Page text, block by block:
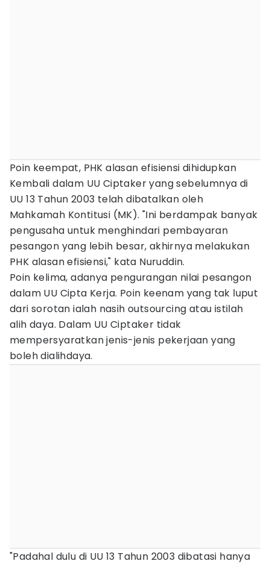
Poin keempat, PHK alasan efisiensi dihidupkan
Kembali dalam UU Ciptaker yang sebelumnya di
UU 13 Tahun 2003 telah dibatalkan oleh
Mahkamah Kontitusi (MK). "Ini berdampak banyak
pengusaha untuk menghindari pembayaran
pesangon yang lebih besar, akhirnya melakukan
PHK alasan efisiensi," kata Nuruddin.
Poin kelima, adanya pengurangan nilai pesangon
dalam UU Cipta Kerja. Poin keenam yang tak luput
dari sorotan ialah nasih outsourcing atau istilah
alih daya. Dalam UU Ciptaker tidak
mempersyaratkan jenis-jenis pekerjaan yang
boleh dialihdaya.
"Padahal dulu di UU 13 Tahun 2003 dibatasi hanya